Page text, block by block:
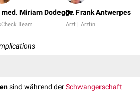
med. Miriam Dodegge
Team
Dr. Frank Antwerpes
Arzt | Ärztin
sind während derSchwangerschaft